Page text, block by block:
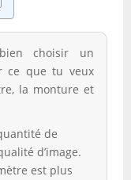
choisir un
ce que tu veux
la monture et
de
d’image.
est plus